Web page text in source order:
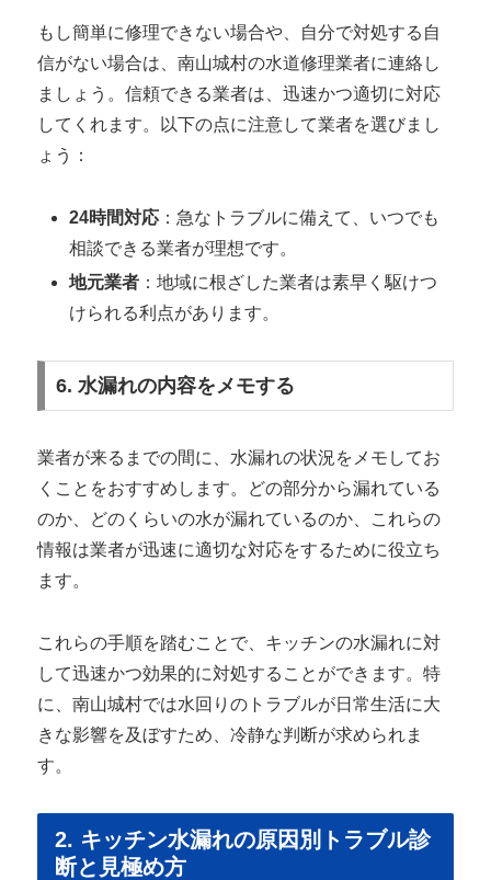
もし簡単に修理できない場合や、自分で対処する自
信がない場合は、南山城村の水道修理業者に連絡し
ましょう。信頼できる業者は、迅速かつ適切に対応
してくれます。以下の点に注意して業者を選びまし
ょう：
24時間対応：急なトラブルに備えて、いつでも
相談できる業者が理想です。
地元業者：地域に根ざした業者は素早く駆けつ
けられる利点があります。
6. 水漏れの内容をメモする
業者が来るまでの間に、水漏れの状況をメモしてお
くことをおすすめします。どの部分から漏れている
のか、どのくらいの水が漏れているのか、これらの
情報は業者が迅速に適切な対応をするために役立ち
ます。
これらの手順を踏むことで、キッチンの水漏れに対
して迅速かつ効果的に対処することができます。特
に、南山城村では水回りのトラブルが日常生活に大
きな影響を及ぼすため、冷静な判断が求められま
す。
2. キッチン水漏れの原因別トラブル診
断と見極め方